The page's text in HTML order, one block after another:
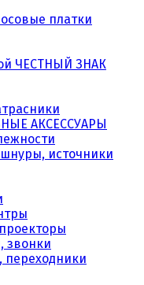
платки
ЧЕСТНЫЙ ЗНАК
АКСЕССУАРЫ
источники
звонки
переходники